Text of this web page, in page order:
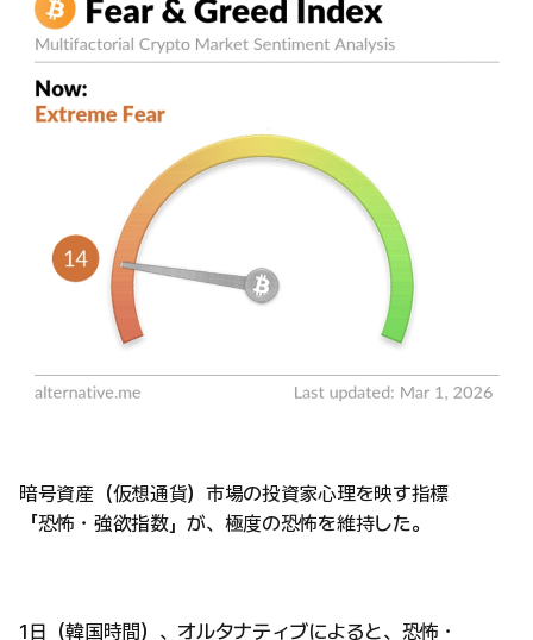
暗号資産（仮想通貨）市場の投資家心理を映す指標
「恐怖・強欲指数」が、極度の恐怖を維持した。
1日（韓国時間）、オルタナティブによると、恐怖・